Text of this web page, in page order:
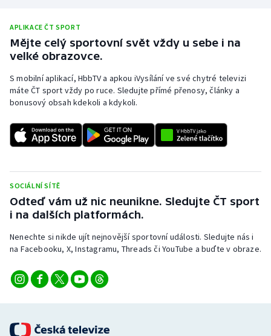
APLIKACE ČT SPORT
Mějte celý sportovní svět vždy u sebe i na
velké obrazovce.
S mobilní aplikací, HbbTV a apkou iVysílání ve své chytré televizi
máte ČT sport vždy po ruce. Sledujte přímé přenosy, články a
bonusový obsah kdekoli a kdykoli.
SOCIÁLNÍ SÍTĚ
Odteď vám už nic neunikne. Sledujte ČT sport
i na dalších platformách.
Nenechte si nikde ujít nejnovější sportovní události. Sledujte nás i
na Facebooku, X, Instagramu, Threads či YouTube a buďte v obraze.